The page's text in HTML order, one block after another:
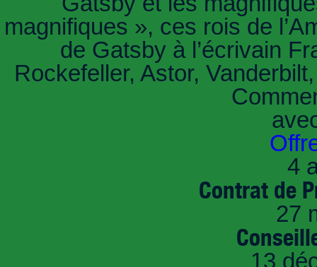
magnifiques », ces rois de
de Gatsby à l’écrivain
Rockefeller, Astor,
4
Contrat de
27
13